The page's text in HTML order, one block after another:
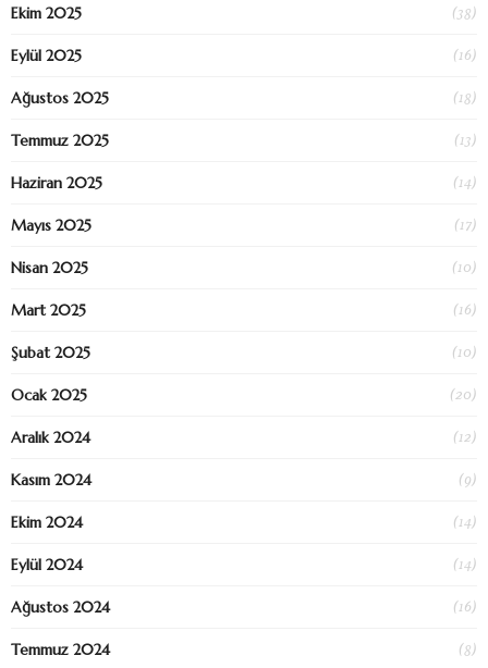
Ekim 2025 (38)
Eylül 2025 (16)
Ağustos 2025 (18)
Temmuz 2025 (13)
Haziran 2025 (14)
Mayıs 2025 (17)
Nisan 2025 (10)
Mart 2025 (16)
Şubat 2025 (10)
Ocak 2025 (20)
Aralık 2024 (12)
Kasım 2024 (9)
Ekim 2024 (14)
Eylül 2024 (14)
Ağustos 2024 (16)
Temmuz 2024 (8)